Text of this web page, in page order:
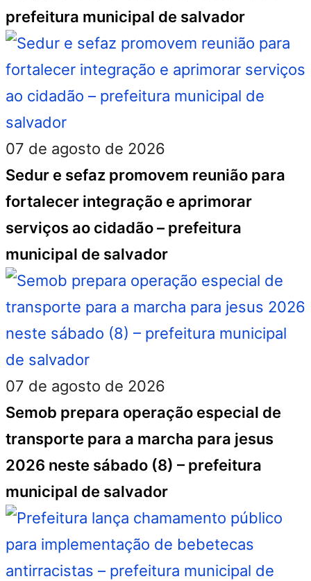
prefeitura municipal de salvador
07 de agosto de 2026
Sedur e sefaz promovem reunião para
fortalecer integração e aprimorar
serviços ao cidadão – prefeitura
municipal de salvador
07 de agosto de 2026
Semob prepara operação especial de
transporte para a marcha para jesus
2026 neste sábado (8) – prefeitura
municipal de salvador